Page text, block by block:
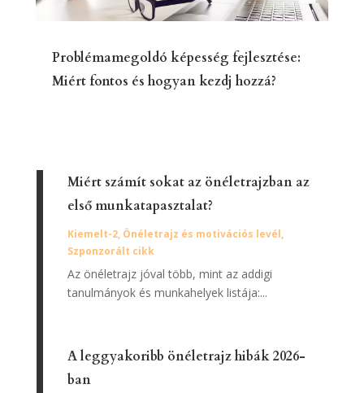
Problémamegoldó képesség fejlesztése:
Miért fontos és hogyan kezdj hozzá?
Miért számít sokat az önéletrajzban az
első munkatapasztalat?
Kiemelt-2, Önéletrajz és motivációs levél,
Szponzorált cikk
Az önéletrajz jóval több, mint az addigi
tanulmányok és munkahelyek listája:...
A leggyakoribb önéletrajz hibák 2026-
ban